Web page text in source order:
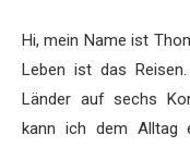
Hi, mein Name ist
Leben ist das
Länder auf sechs
kann ich dem Alltag